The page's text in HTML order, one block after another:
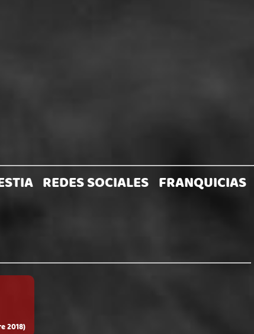
REDES SOCIALES FRANQUICIAS
BOCADILLOSSUPERBESTIASMEDIOMETRO
2018)